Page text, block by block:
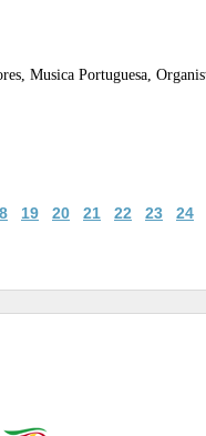
Musica Portuguesa,
19 20 21 22 23 24